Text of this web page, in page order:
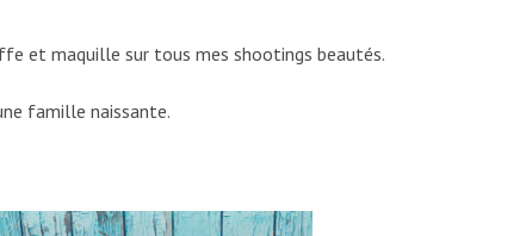
et maquille sur tous mes shootings beautés.
famille naissante.